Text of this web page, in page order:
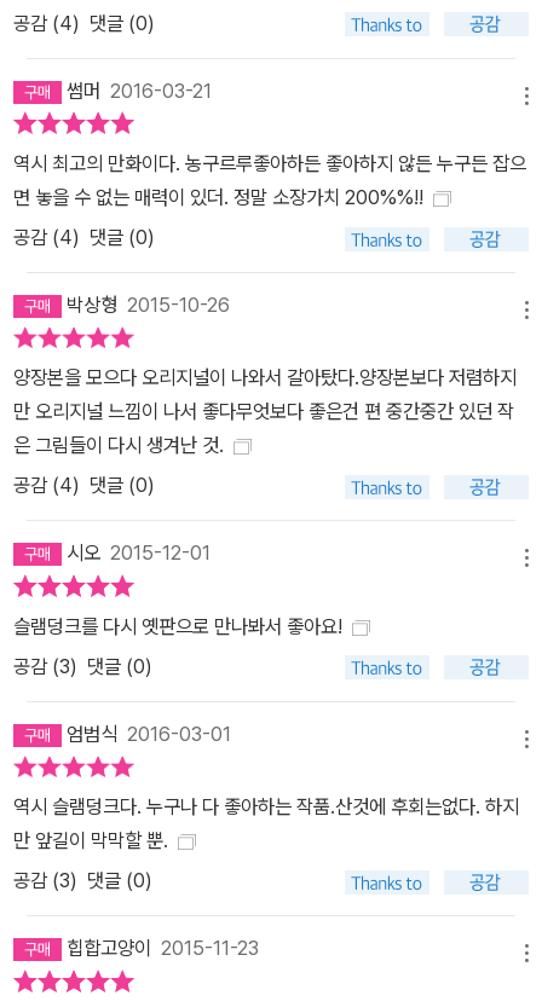
공감 (4) 댓글 (0)
썸머 2016-03-21
역시 최고의 만화이다. 농구르루좋아하든 좋아하지 않든 누구든 잡으
면 놓을 수 없는 매력이 있더. 정말 소장가치 200%%!!
공감 (4) 댓글 (0)
박상형 2015-10-26
양장본을 모으다 오리지널이 나와서 갈아탔다.양장본보다 저렴하지
만 오리지널 느낌이 나서 좋다무엇보다 좋은건 편 중간중간 있던 작
은 그림들이 다시 생겨난 것.
공감 (4) 댓글 (0)
시오 2015-12-01
슬램덩크를 다시 옛판으로 만나봐서 좋아요!
공감 (3) 댓글 (0)
엄범식 2016-03-01
역시 슬램덩크다. 누구나 다 좋아하는 작품.산것에 후회는없다. 하지
만 앞길이 막막할 뿐.
공감 (3) 댓글 (0)
힙합고양이 2015-11-23